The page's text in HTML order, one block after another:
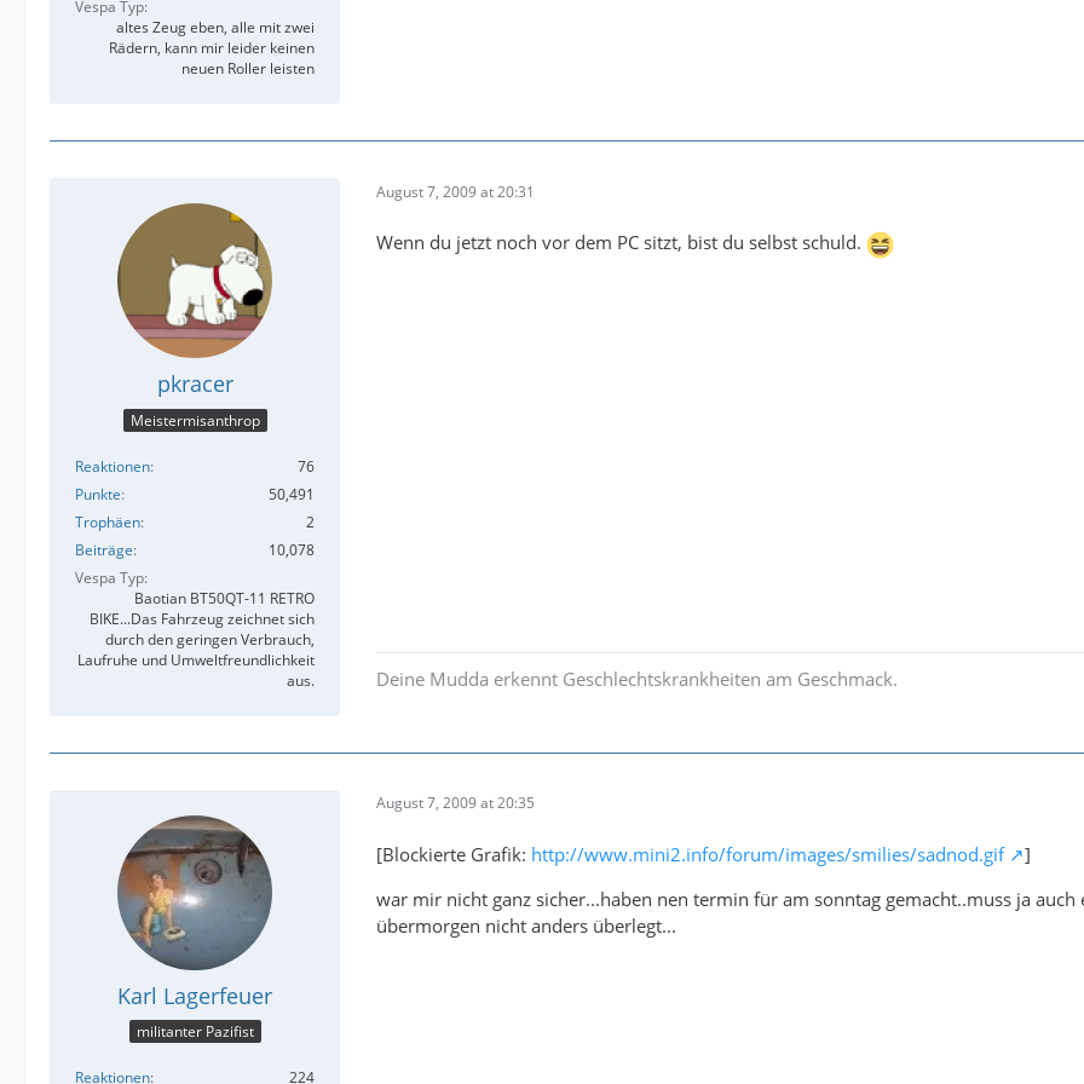
Vespa Typ
altes Zeug eben, alle mit zwei
Rädern, kann mir leider keinen
neuen Roller leisten
pkracer
Meistermisanthrop
Reaktionen
76
Punkte
50,491
Trophäen
2
Beiträge
10,078
Vespa Typ
Baotian BT50QT-11 RETRO
BIKE...Das Fahrzeug zeichnet sich
durch den geringen Verbrauch,
Laufruhe und Umweltfreundlichkeit
aus.
August 7, 2009 at 20:31
Wenn du jetzt noch vor dem PC sitzt, bist du selbst schuld.
Deine Mudda erkennt Geschlechtskrankheiten am Geschmack.
Karl Lagerfeuer
militanter Pazifist
Reaktionen 224
August 7, 2009 at 20:35
[Blockierte Grafik: http://www.mini2.info/forum/images/smilies/sadnod.gif
]
war mir nicht ganz sicher...haben nen termin für am sonntag gemacht..muss ja
übermorgen nicht anders überlegt...